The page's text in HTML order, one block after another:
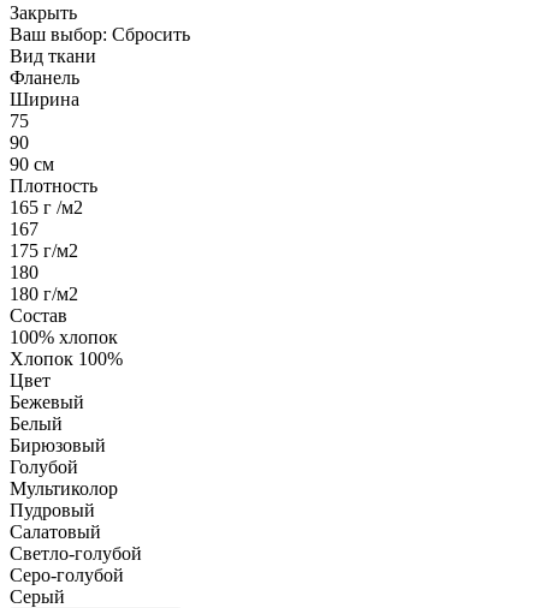
Закрыть
Ваш выбор: Сбросить
Вид ткани
Фланель
Ширина
75
90
90 см
Плотность
165 г /м2
167
175 г/м2
180
180 г/м2
Состав
100% хлопок
Хлопок 100%
Цвет
Бежевый
Белый
Бирюзовый
Голубой
Мультиколор
Пудровый
Салатовый
Светло-голубой
Серо-голубой
Серый